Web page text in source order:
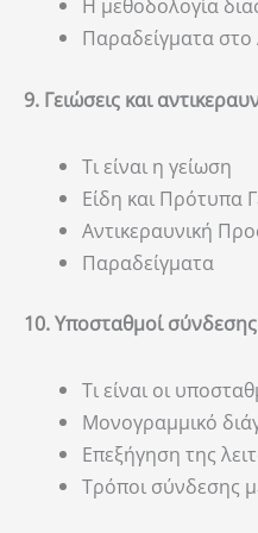
Η μεθοδολογία
Παραδείγματα στο
9. Γειώσεις και
Τι είναι η γείωση
Είδη και Πρότυπα
Αντικεραυνική
Παραδείγματα
10. Υποσταθμοί
Τι είναι οι
Μονογραμμικό
Επεξήγηση της
Τρόποι σύνδεσης